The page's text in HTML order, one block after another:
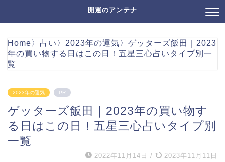
開運のアンテナ
Home〉 占い 〉 2023年の運気〉 ゲッターズ飯田｜2023
年の買い物する日はこの日！五星三心占いタイプ別一
覧
2023年の運気 PR
ゲッターズ飯田｜2023年の買い物す
る日はこの日！五星三心占いタイプ別
一覧
2022年11月14日 / 2023年11月11日